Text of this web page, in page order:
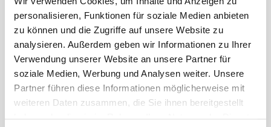
personalisieren, Funktionen für soziale Medien anbieten
zu können und die Zugriffe auf unsere Website zu
analysieren. Außerdem geben wir Informationen zu Ihrer
Verwendung unserer Website an unsere Partner für
soziale Medien, Werbung und Analysen weiter. Unsere
Partner führen diese Informationen möglicherweise mit
weiteren Daten zusammen, die Sie ihnen bereitgestellt
angefallene Porto- und Verpackungskosten. Der
Rückversand im Falle einer Retoure ist immer
kostenlos. Jeder Bestellung legen wir ein
kostenloses Retourenlabel von DHL bei. ( Innerhalb
DE )